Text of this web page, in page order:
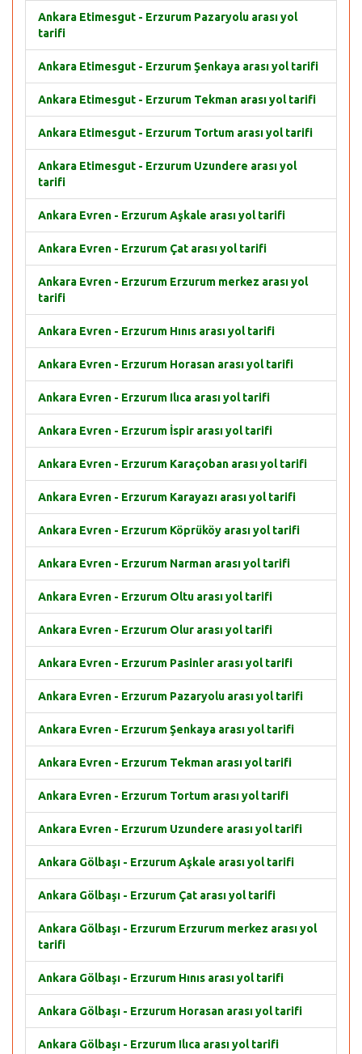
Ankara Etimesgut - Erzurum Pazaryolu arası yol
tarifi
Ankara Etimesgut - Erzurum Şenkaya arası yol tarifi
Ankara Etimesgut - Erzurum Tekman arası yol tarifi
Ankara Etimesgut - Erzurum Tortum arası yol tarifi
Ankara Etimesgut - Erzurum Uzundere arası yol
tarifi
Ankara Evren - Erzurum Aşkale arası yol tarifi
Ankara Evren - Erzurum Çat arası yol tarifi
Ankara Evren - Erzurum Erzurum merkez arası yol
tarifi
Ankara Evren - Erzurum Hınıs arası yol tarifi
Ankara Evren - Erzurum Horasan arası yol tarifi
Ankara Evren - Erzurum Ilıca arası yol tarifi
Ankara Evren - Erzurum İspir arası yol tarifi
Ankara Evren - Erzurum Karaçoban arası yol tarifi
Ankara Evren - Erzurum Karayazı arası yol tarifi
Ankara Evren - Erzurum Köprüköy arası yol tarifi
Ankara Evren - Erzurum Narman arası yol tarifi
Ankara Evren - Erzurum Oltu arası yol tarifi
Ankara Evren - Erzurum Olur arası yol tarifi
Ankara Evren - Erzurum Pasinler arası yol tarifi
Ankara Evren - Erzurum Pazaryolu arası yol tarifi
Ankara Evren - Erzurum Şenkaya arası yol tarifi
Ankara Evren - Erzurum Tekman arası yol tarifi
Ankara Evren - Erzurum Tortum arası yol tarifi
Ankara Evren - Erzurum Uzundere arası yol tarifi
Ankara Gölbaşı - Erzurum Aşkale arası yol tarifi
Ankara Gölbaşı - Erzurum Çat arası yol tarifi
Ankara Gölbaşı - Erzurum Erzurum merkez arası yol
tarifi
Ankara Gölbaşı - Erzurum Hınıs arası yol tarifi
Ankara Gölbaşı - Erzurum Horasan arası yol tarifi
Ankara Gölbaşı - Erzurum Ilıca arası yol tarifi